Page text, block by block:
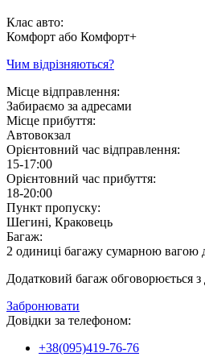
Клас авто:
Комфорт або Комфорт+
Чим відрізняються?
Місце відправлення:
Забираємо за адресами
Місце прибуття:
Автовокзал
Орієнтовний час відправлення:
15-17:00
Орієнтовний час прибуття:
18-20:00
Пункт пропуску:
Шегині, Краковець
Багаж:
2 одиниці багажу сумарною вагою
Додатковий багаж обговорюється з
Забронювати
Довідки за телефоном:
+38(095)419-76-76